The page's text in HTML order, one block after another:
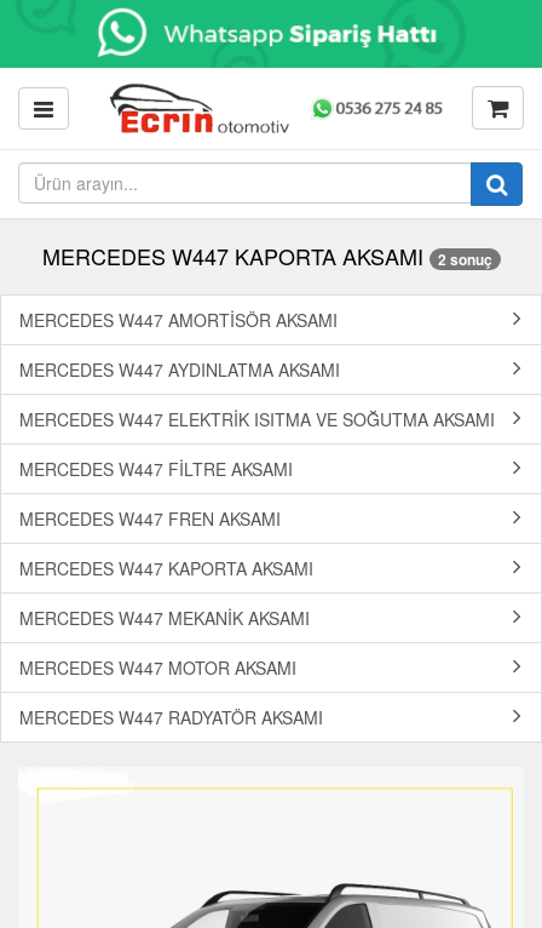
MERCEDES W447 KAPORTA AKSAMI 2 sonuç
MERCEDES W447 AMORTİSÖR AKSAMI
MERCEDES W447 AYDINLATMA AKSAMI
MERCEDES W447 ELEKTRİK ISITMA VE SOĞUTMA AKSAMI
MERCEDES W447 FİLTRE AKSAMI
MERCEDES W447 FREN AKSAMI
MERCEDES W447 KAPORTA AKSAMI
MERCEDES W447 MEKANİK AKSAMI
MERCEDES W447 MOTOR AKSAMI
MERCEDES W447 RADYATÖR AKSAMI